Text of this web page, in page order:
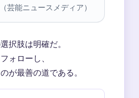
芸能ニュースメディア）
択肢は明確だ。
ォローし、
が最善の道である。